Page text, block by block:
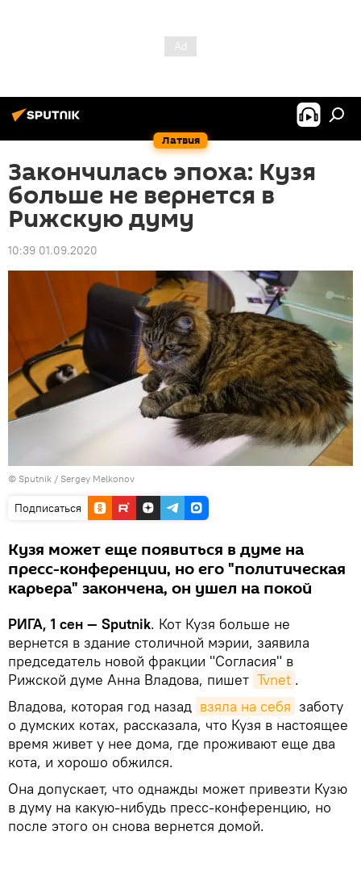
Латвия
Закончилась эпоха: Кузя
больше не вернется в
Рижскую думу
10:39 01.09.2020
© Sputnik / Sergey Melkonov
Подписаться
Кузя может еще появиться в думе на
пресс-конференции, но его "политическая
карьера" закончена, он ушел на покой
РИГА, 1 сен — Sputnik. Кот Кузя больше не
вернется в здание столичной мэрии, заявила
председатель новой фракции "Согласия" в
Рижской думе Анна Владова, пишет Tvnet .
Владова, которая год назад взяла на себя заботу
о думских котах, рассказала, что Кузя в настоящее
время живет у нее дома, где проживают еще два
кота, и хорошо обжился.
Она допускает, что однажды может привезти Кузю
в думу на какую-нибудь пресс-конференцию, но
после этого он снова вернется домой.